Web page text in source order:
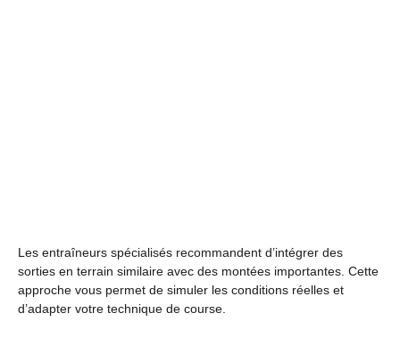
Les entraîneurs spécialisés recommandent d’intégrer des
sorties en terrain similaire avec des montées importantes. Cette
approche vous permet de simuler les conditions réelles et
d’adapter votre technique de course.